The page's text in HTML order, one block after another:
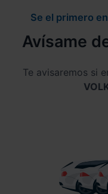
Se el primero
Avísame
Te avisaremos si